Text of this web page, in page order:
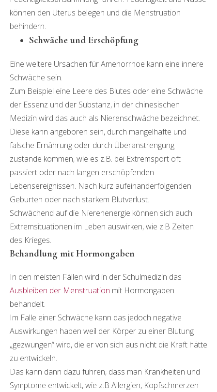
können den Uterus belegen und die Menstruation
behindern.
Schwäche und Erschöpfung
Eine weitere Ursachen für Amenorrhoe kann eine innere
Schwäche sein.
Zum Beispiel eine Leere des Blutes oder eine Schwäche
der Essenz und der Substanz, in der chinesischen
Medizin wird das auch als Nierenschwäche bezeichnet.
Diese kann angeboren sein, durch mangelhafte und
falsche Ernährung oder durch Überanstrengung
zustande kommen, wie es z.B. bei Extremsport oft
passiert oder nach langen erschöpfenden
Lebensereignissen. Nach kurz aufeinanderfolgenden
Geburten oder nach starkem Blutverlust.
Schwächend auf die Nierenenergie können sich auch
Extremsituationen im Leben auswirken, wie z.B Zeiten
des Krieges.
Behandlung mit Hormongaben
In den meisten Fällen wird in der Schulmedizin das
Ausbleiben der Menstruation mit Hormongaben
behandelt.
Im Falle einer Schwäche kann das jedoch negative
Auswirkungen haben weil der Körper zu einer Blutung
„gezwungen“ wird, die er von sich aus nicht die Kraft hätte
zu entwickeln.
Das kann dann dazu führen, dass man Krankheiten und
Symptome entwickelt, wie z.B Allergien, Kopfschmerzen